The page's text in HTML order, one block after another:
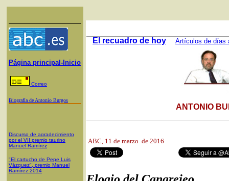
Página principal-Inicio
Correo
Biografía de Antonio Burgos
Discurso de agradecimiento
por el VII premio taurino
Manuel Ramírez
"El cartucho de Pepe Luis
Vázquez", premio Manuel
Ramírez 2014
El recuadro de hoy Artículos de días
ANTONIO
ABC, 11 de marzo de 2016